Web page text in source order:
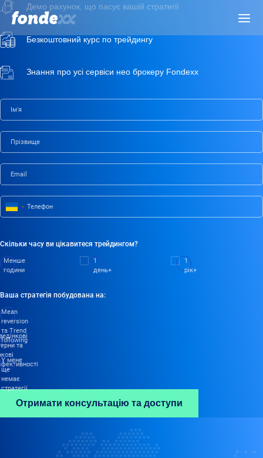
Skip
main
content
Menu
Демо рахунок, що пасує вашій стратегії
Безкоштовний курс по трейдингу
Знання про усі сервіси нео брокеру Fondexx
Ім'я
Прізвище
Email
Телефон
Скільки часу ви цікавитеся трейдингом?
Менше
години
1
день+
1
рік+
Ваша стратегія побудована на:
Mean
reversion
та Trend
following
та
У мене
ще
немає
стратегії